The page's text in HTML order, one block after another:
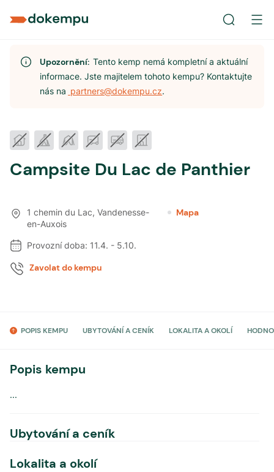
Upozornění:Tento kemp nemá kompletní a aktuální
informace. Jste majitelem tohoto kempu? Kontaktujte
nás na partners@dokempu.cz.
Campsite Du Lac de Panthier
1 chemin du Lac,Vandenesse-
en-Auxois
Mapa
Provozní doba: 11.4. - 5.10.
Zavolat do kempu
POPIS KEMPU UBYTOVÁNÍ A CENÍK LOKALITA A OKOLÍ
Popis kempu
...
Ubytování a ceník
Lokalita a okolí